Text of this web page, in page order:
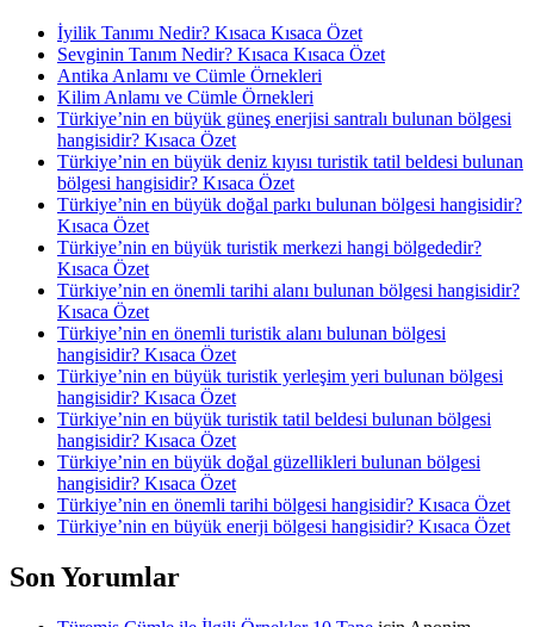
İyilik Tanımı Nedir? Kısaca Kısaca Özet
Sevginin Tanım Nedir? Kısaca Kısaca Özet
Antika Anlamı ve Cümle Örnekleri
Kilim Anlamı ve Cümle Örnekleri
Türkiye’nin en büyük güneş enerjisi santralı bulunan bölgesi
hangisidir? Kısaca Özet
Türkiye’nin en büyük deniz kıyısı turistik tatil beldesi bulunan
bölgesi hangisidir? Kısaca Özet
Türkiye’nin en büyük doğal parkı bulunan bölgesi hangisidir?
Kısaca Özet
Türkiye’nin en büyük turistik merkezi hangi bölgededir?
Kısaca Özet
Türkiye’nin en önemli tarihi alanı bulunan bölgesi hangisidir?
Kısaca Özet
Türkiye’nin en önemli turistik alanı bulunan bölgesi
hangisidir? Kısaca Özet
Türkiye’nin en büyük turistik yerleşim yeri bulunan bölgesi
hangisidir? Kısaca Özet
Türkiye’nin en büyük turistik tatil beldesi bulunan bölgesi
hangisidir? Kısaca Özet
Türkiye’nin en büyük doğal güzellikleri bulunan bölgesi
hangisidir? Kısaca Özet
Türkiye’nin en önemli tarihi bölgesi hangisidir? Kısaca Özet
Türkiye’nin en büyük enerji bölgesi hangisidir? Kısaca Özet
Son Yorumlar